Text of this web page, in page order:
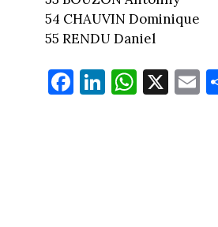
54 CHAUVIN Dominique
55 RENDU Daniel
Fa
ce
Li
nk
W
ha
X E
m